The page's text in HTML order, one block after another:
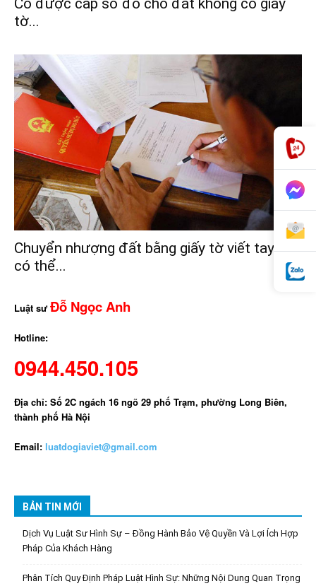
tờ...
Chuyển nhượng đất bằng giấy tờ viết tay vẫn
có thể...
Luật sưĐỗ Ngọc Anh
Hotline:
0944.450.105
Địa chỉ: Số 2C ngách 16 ngõ 29 phố Trạm, phường Long Biên,
thành phố Hà Nội
Email: luatdogiaviet@gmail.com
BẢN TIN MỚI
Dịch Vụ Luật Sư Hình Sự – Đồng Hành Bảo Vệ Quyền Và Lợi Ích Hợp
Pháp Của Khách Hàng
Phân Tích Quy Định Pháp Luật Hình Sự: Những Nội Dung Quan Trọng